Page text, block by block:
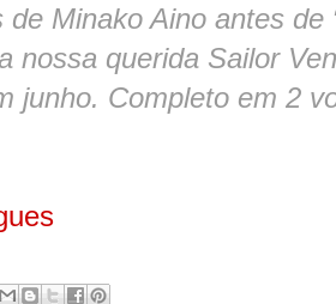
Minako Aino antes de
nossa querida Sailor
junho. Completo em 2